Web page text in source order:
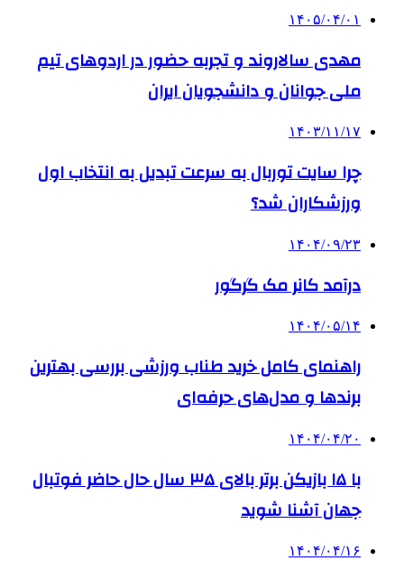
۱۴۰۵/۰۴/۰۱
مهدی سالاروند و تجربه حضور در اردوهای تیم
ملی جوانان و دانشجویان ایران
۱۴۰۳/۱۱/۱۷
چرا سایت توربال به ‌سرعت تبدیل به انتخاب اول
ورزشکاران شد؟
۱۴۰۴/۰۹/۲۳
درآمد کانر مک گرگور
۱۴۰۴/۰۵/۱۴
راهنمای کامل خرید طناب ورزشی بررسی بهترین
برندها و مدل‌های حرفه‌ای
۱۴۰۴/۰۴/۲۰
با ۱۵ بازیکن برتر بالای ۳۵ سال حال حاضر فوتبال
جهان آشنا شوید
۱۴۰۴/۰۴/۱۶